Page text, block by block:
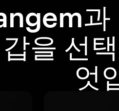
과
을 선
엇